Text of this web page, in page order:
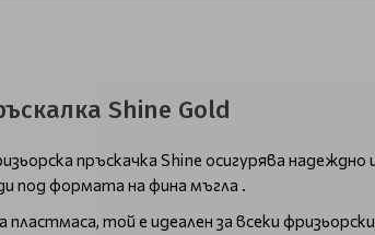
Shine Gold
пръскачка Shine осигурява
под формата на фина мъгла .
той е идеален за всеки